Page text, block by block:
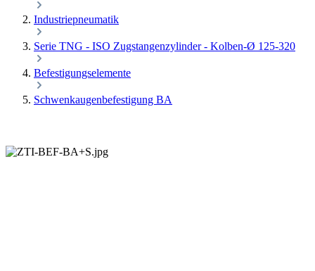
Industriepneumatik
Serie TNG - ISO Zugstangenzylinder - Kolben-Ø 125-320
Befestigungselemente
Schwenkaugenbefestigung BA